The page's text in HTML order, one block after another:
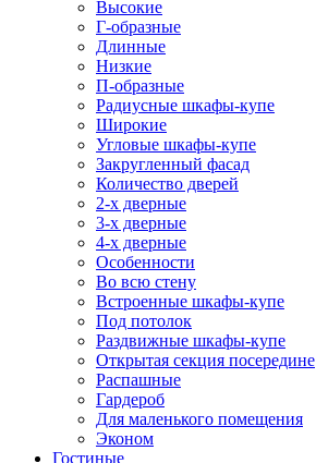
Высокие
Г-образные
Длинные
Низкие
П-образные
Радиусные шкафы-купе
Широкие
Угловые шкафы-купе
Закругленный фасад
Количество дверей
2-х дверные
3-х дверные
4-х дверные
Особенности
Во всю стену
Встроенные шкафы-купе
Под потолок
Раздвижные шкафы-купе
Открытая секция посередине
Распашные
Гардероб
Для маленького помещения
Эконом
Гостиные